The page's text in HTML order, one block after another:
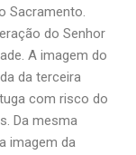
Sacramento.
do Senhor
A imagem do
da terceira
com risco do
Da mesma
imagem da